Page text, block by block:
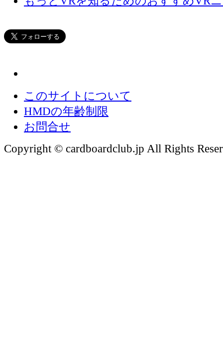
このサイトについて
HMDの年齢制限
お問合せ
Copyright © cardboardclub.jp All Rights